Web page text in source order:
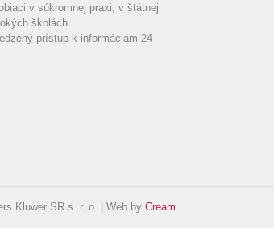
v súkromnej praxi, v štátnej
školách.
prístup k informáciám 24
Kluwer SR s. r. o. | Web by Cream